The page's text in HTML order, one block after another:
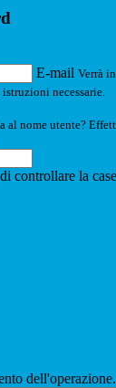
E-mail Verrà
necessarie.
al nome utente?
controllare la